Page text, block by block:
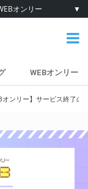
オンリー ▼
WEBオンリー
オンリー】サービス終了の